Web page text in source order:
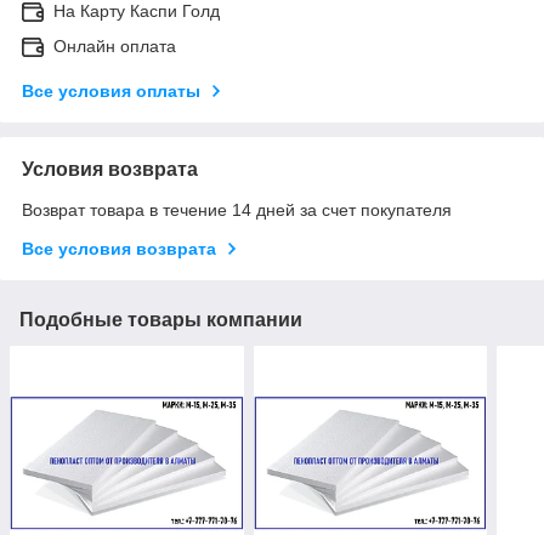
На Карту Каспи Голд
Онлайн оплата
Все условия оплаты
Условия возврата
Возврат товара в течение 14 дней за счет покупателя
Все условия возврата
Подобные товары компании